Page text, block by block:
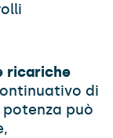
ricariche
di
può